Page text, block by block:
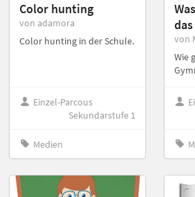
Color hunting
von adamora
Color hunting in der Schule.
Einzel-Parcous
Sekundarstufe 1
Medien
das
von
Wie